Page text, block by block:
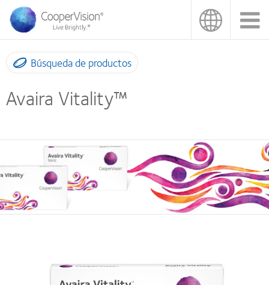
Pasar
contenido
principal
Búsqueda de productos
Avaira Vitality™